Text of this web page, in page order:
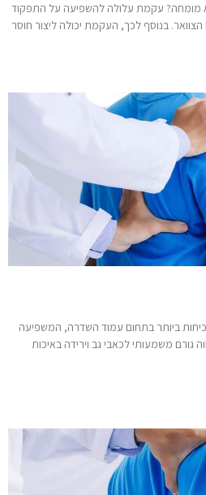
מומחה? עקמת עלולה להשפיעה על התפקוד
הצוואר. בנוסף לכך, העקמת יכולה ליצור חוסר
ביותר בתחום עמוד השדרה, המשפיעה
גורם משמעותי לכאבי גב וירידה באיכות